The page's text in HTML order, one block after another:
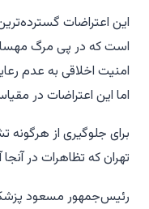
است که در پی مرگ
امنیت اخلاقی به عدم
اما این اعتراضات در
برای جلوگیری از هرگونه
تهران که تظاهرات در
رئیس‌جمهور مسعود